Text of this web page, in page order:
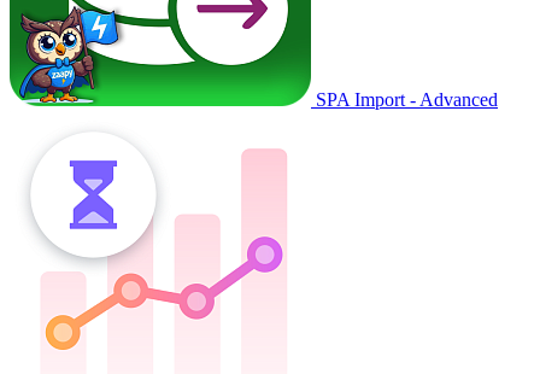
SPA Import - Advanced